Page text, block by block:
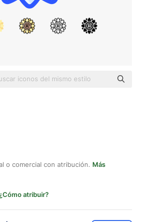
o comercial con atribución. Más
¿Cómo atribuir?